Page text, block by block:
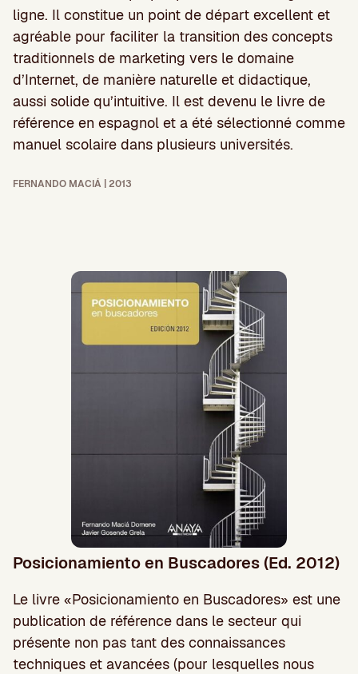
ligne. Il constitue un point de départ excellent et
agréable pour faciliter la transition des concepts
traditionnels de marketing vers le domaine
d’Internet, de manière naturelle et didactique,
aussi solide qu’intuitive. Il est devenu le livre de
référence en espagnol et a été sélectionné comme
manuel scolaire dans plusieurs universités.
FERNANDO MACIÁ | 2013
Posicionamiento en Buscadores (Ed. 2012)
Le livre «Posicionamiento en Buscadores» est une
publication de référence dans le secteur qui
présente non pas tant des connaissances
techniques et avancées (pour lesquelles nous